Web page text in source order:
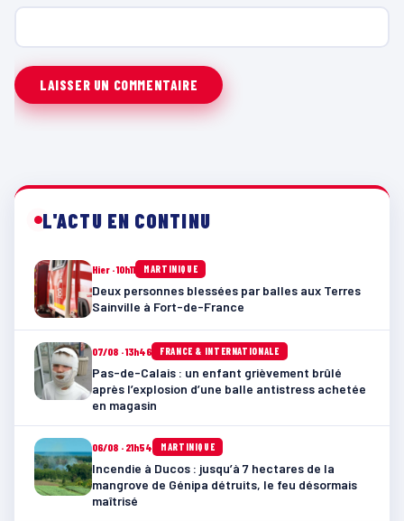
L'ACTU EN CONTINU
Hier · 10h11 MARTINIQUE
Deux personnes blessées par balles aux Terres
Sainville à Fort-de-France
07/08 · 13h46 FRANCE & INTERNATIONALE
Pas-de-Calais : un enfant grièvement brûlé
après l’explosion d’une balle antistress achetée
en magasin
06/08 · 21h54 MARTINIQUE
Incendie à Ducos : jusqu’à 7 hectares de la
mangrove de Génipa détruits, le feu désormais
maîtrisé